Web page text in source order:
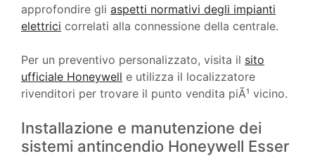
approfondire gli aspetti normativi degli impianti
elettrici correlati alla connessione della centrale.
Per un preventivo personalizzato, visita il sito
ufficiale Honeywell e utilizza il localizzatore
rivenditori per trovare il punto vendita piÃ¹ vicino.
Installazione e manutenzione dei
sistemi antincendio Honeywell Esser